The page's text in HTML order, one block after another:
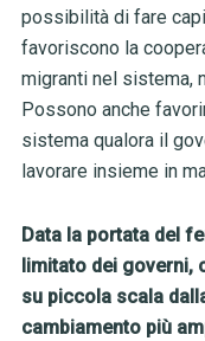
possibilità di fare
favoriscono la
migranti nel sistema,
Possono anche
sistema qualora il
lavorare insieme in
Data la portata del
limitato dei governi,
su piccola scala
cambiamento più